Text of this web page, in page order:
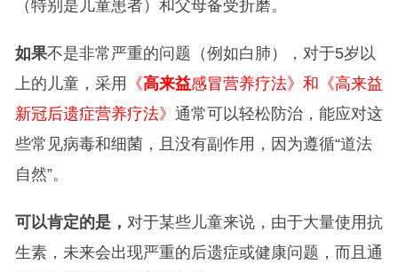
（特别是儿童患者）和父母备受折磨。
如果不是非常严重的问题（例如白肺），对于5岁以
上的儿童，采用
《高来益感冒营养疗法》和《高来益
新冠后遗症营养疗法》 通常可以轻松防治，能应对这
些常见病毒和细菌，且没有副作用，因为遵循“道法
自然”。
可以肯定的是， 对于某些儿童来说，由于大量使用抗
生素，未来会出现严重的后遗症或健康问题，而且通